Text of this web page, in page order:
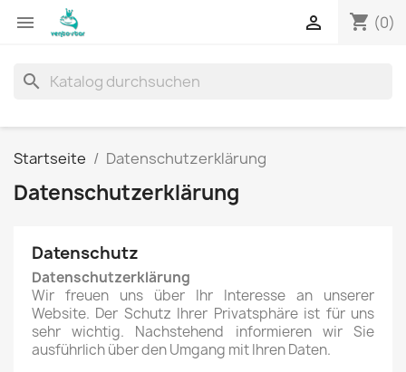
 shopping_cart (0)

search
Startseite Datenschutzerklärung
Datenschutzerklärung
Datenschutz
Datenschutzerklärung
Wir freuen uns über Ihr Interesse an unserer
Website. Der Schutz Ihrer Privatsphäre ist für uns
sehr wichtig. Nachstehend informieren wir Sie
ausführlich über den Umgang mit Ihren Daten.